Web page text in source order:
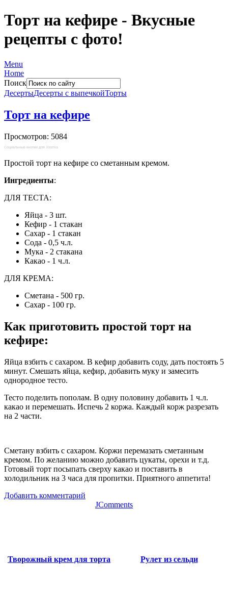
Торт на кефире - Вкусные
рецепты с фото!
Menu
Home
Поиск
ДесертыДесерты с выпечкойТорты
Торт на кефире
Просмотров: 5084
Социальные кнопки для Joomla
Простой торт на кефире со сметанным кремом.
Ингредиенты:
ДЛЯ ТЕСТА:
Яйца - 3 шт.
Кефир - 1 стакан
Сахар - 1 стакан
Сода - 0,5 ч.л.
Мука - 2 стакана
Какао - 1 ч.л.
ДЛЯ КРЕМА:
Сметана - 500 гр.
Сахар - 100 гр.
Как приготовить простой торт на
кефире:
Яйца взбить с сахаром. В кефир добавить соду, дать постоять 5
минут. Смешать яйца, кефир, добавить муку и замесить
однородное тесто.
Тесто поделить пополам. В одну половину добавить 1 ч.л.
какао и перемешать. Испечь 2 коржа. Каждый корж разрезать
на 2 части.
Сметану взбить с сахаром. Коржи перемазать сметанным
кремом. По желанию можно добавить цукаты, орехи и т.д.
Готовый торт посыпать сверху какао и поставить в
холодильник на 3 часа для пропитки. Приятного аппетита!
Добавить комментарий
JComments
Творожный крем для торта Рулет из сельди